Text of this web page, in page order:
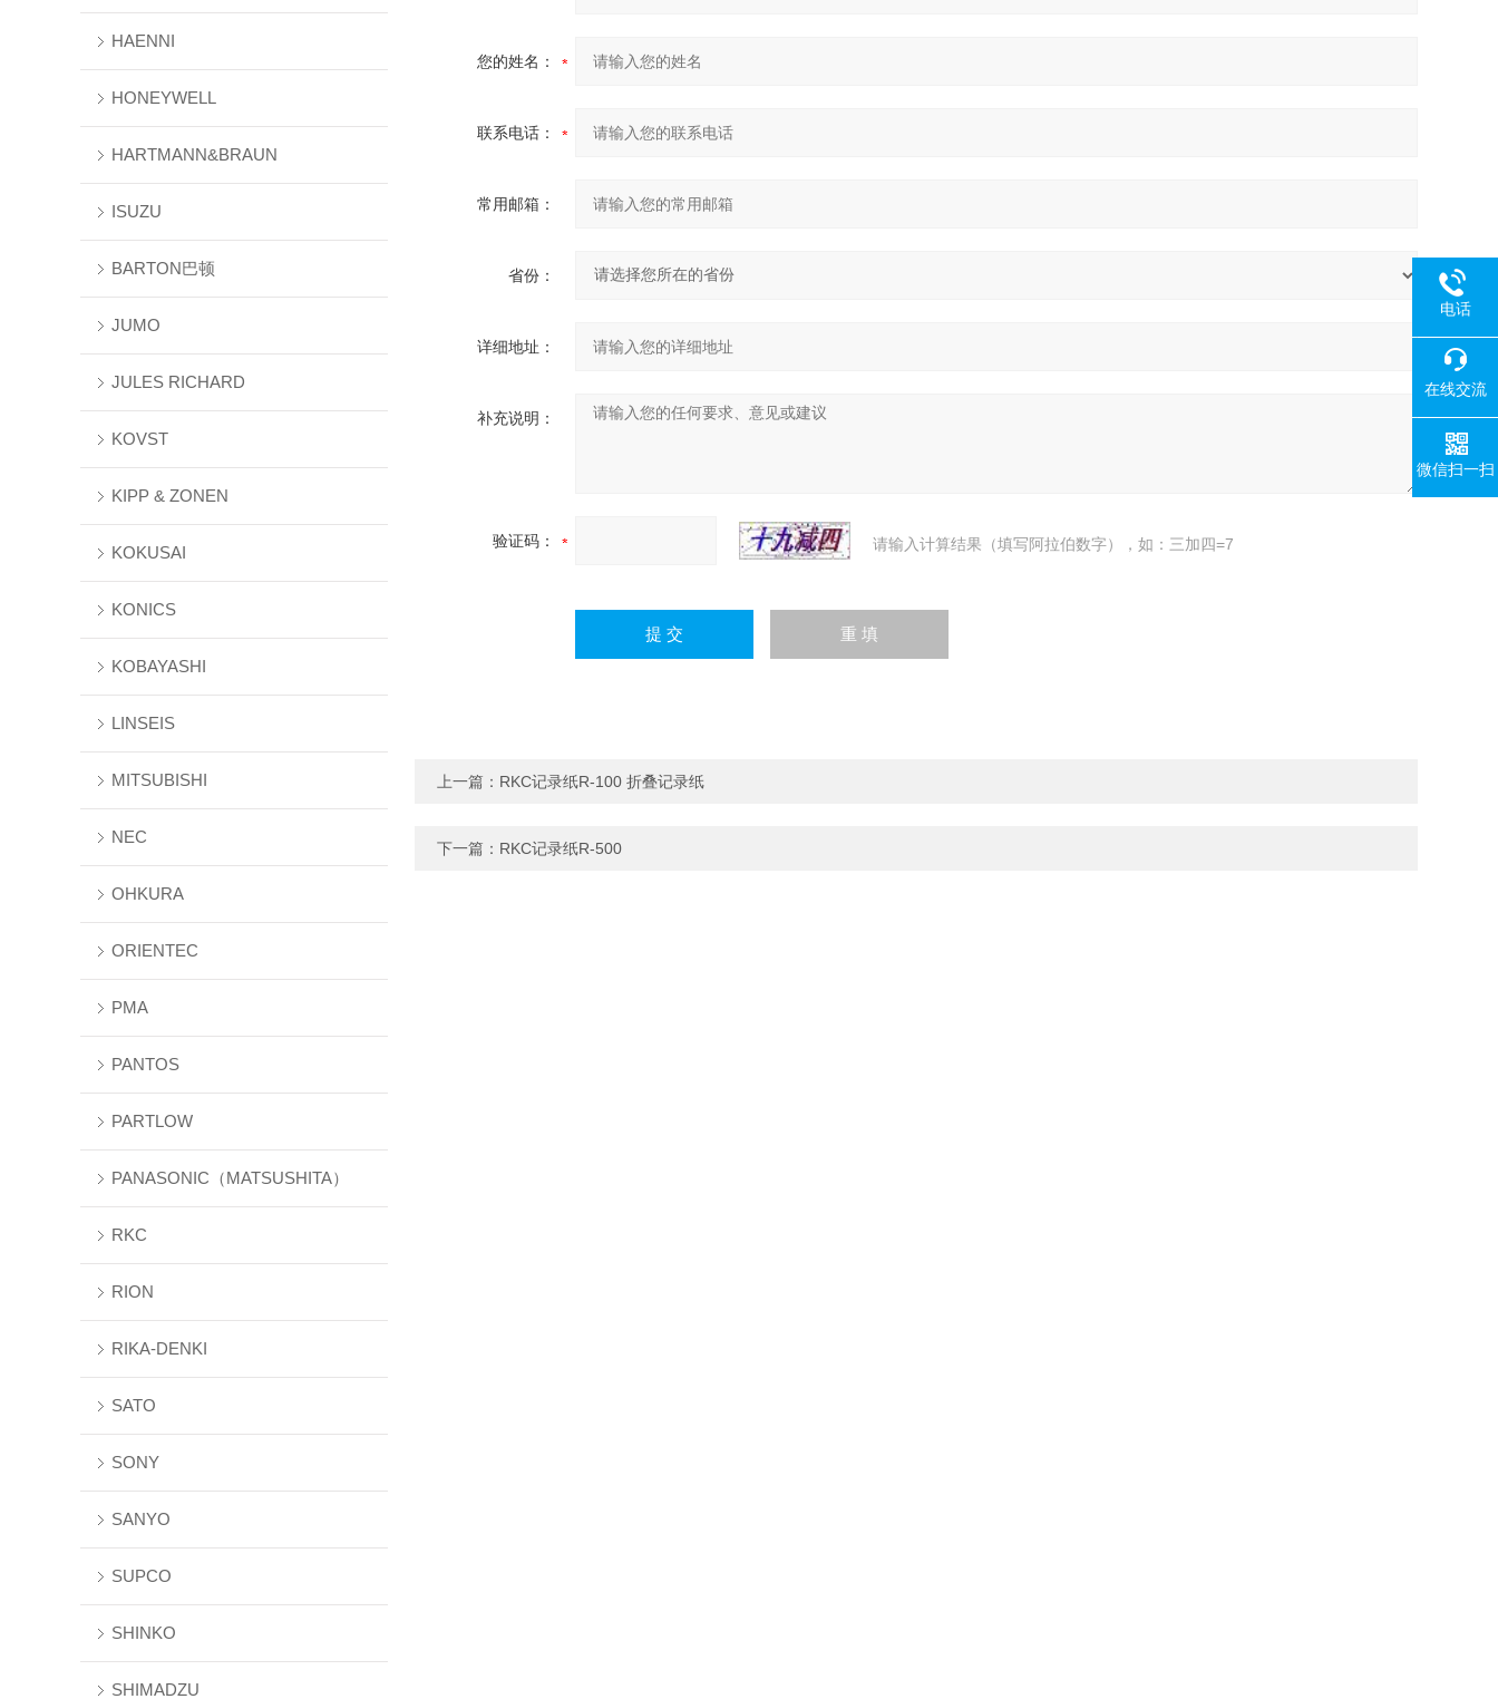
HAENNI
HONEYWELL
HARTMANN&BRAUN
ISUZU
BARTON巴顿
JUMO
JULES RICHARD
KOVST
KIPP & ZONEN
KOKUSAI
KONICS
KOBAYASHI
LINSEIS
MITSUBISHI
NEC
OHKURA
ORIENTEC
PMA
PANTOS
PARTLOW
PANASONIC（MATSUSHITA）
RKC
RION
RIKA-DENKI
SATO
SONY
SANYO
SUPCO
SHINKO
SHIMADZU
您的姓名：
联系电话：
常用邮箱：
省份：
详细地址：
补充说明：
验证码： 请输入计算结果（填写阿拉伯数字），如：三加四=7
上一篇： RKC记录纸R-100 折叠记录纸
下一篇： RKC记录纸R-500
电话
在线交流
微信扫一扫